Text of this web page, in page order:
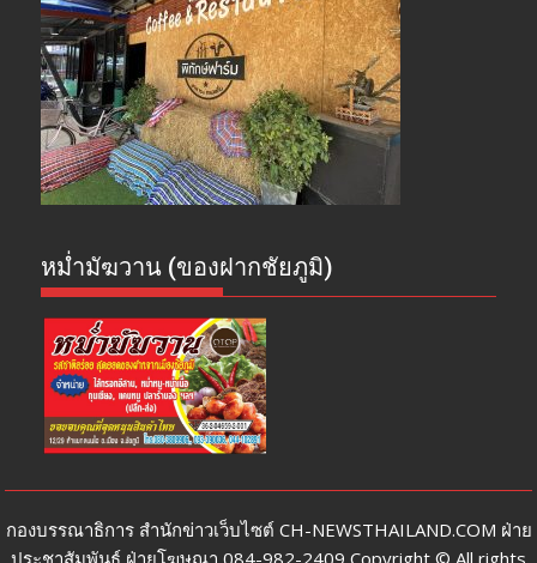
หม่ำมัฆวาน (ของฝากชัยภูมิ)
กองบรรณาธิการ สำนักข่าวเว็บไซต์ CH-NEWSTHAILAND.COM ฝ่าย